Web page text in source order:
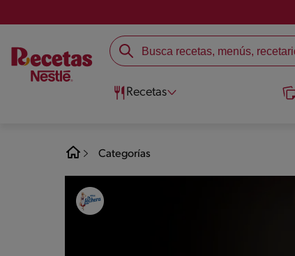
Recetas
Categorías